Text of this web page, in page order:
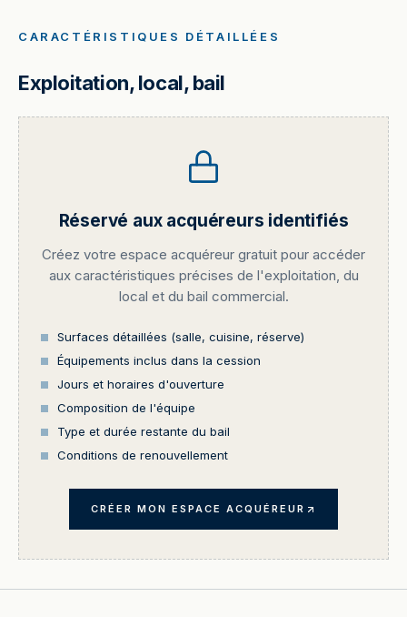
CARACTÉRISTIQUES DÉTAILLÉES
Exploitation, local, bail
Réservé aux acquéreurs identifiés
Créez votre espace acquéreur gratuit pour accéder
aux caractéristiques précises de l'exploitation, du
local et du bail commercial.
Surfaces détaillées (salle, cuisine, réserve)
Équipements inclus dans la cession
Jours et horaires d'ouverture
Composition de l'équipe
Type et durée restante du bail
Conditions de renouvellement
CRÉER MON ESPACE ACQUÉREUR